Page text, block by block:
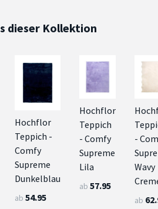
dieser Kollektion
Hochflor
Teppich -
Comfy
Supreme
Dunkelblau
ab 54.95
Hochflor
Teppich
- Comfy
Supreme
Lila
ab 57.95
-
Wavy
ab